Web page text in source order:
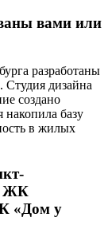
вами или
разработаны
Студия дизайна
создано
базу
в жилых
ЖК
«Дом у